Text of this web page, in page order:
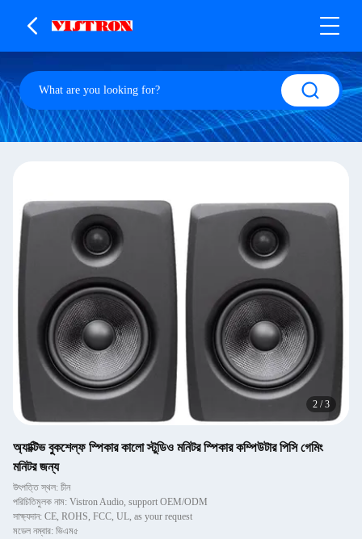
2 /3
অ্যাক্টিভ বুকশেল্ফ স্পিকার কালো স্টুডিও মনিটর স্পিকার কম্পিউটার পিসি গেমিং
মনিটর জন্য
উৎপত্তি স্থল: চীন
পরিচিতিমুলক নাম: Vistron Audio, support OEM/ODM
সাক্ষ্যদান: CE, ROHS, FCC, UL, as your request
মডেল নম্বার: ভিএম৫